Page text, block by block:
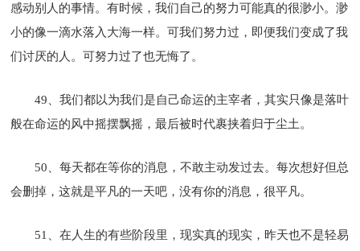
感动别人的事情。有时候，我们自己的努力可能真的很渺小。渺
小的像一滴水落入大海一样。可我们努力过，即便我们变成了我
们讨厌的人。可努力过了也无悔了。
49、我们都以为我们是自己命运的主宰者，其实只像是落叶
般在命运的风中摇摆飘摇，最后被时代裹挟着归于尘土。
50、每天都在等你的消息，不敢主动发过去。每次想好但总
会删掉，这就是平凡的一天吧，没有你的消息，很平凡。
51、在人生的有些阶段里，现实真的现实，昨天也不是轻易